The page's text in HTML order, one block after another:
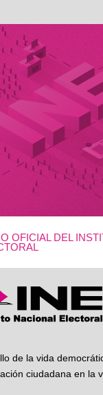
OFICIAL DEL
de la vida
ciudadana en la